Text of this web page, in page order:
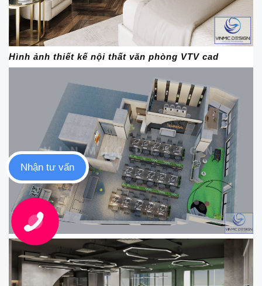
Hình ảnh thiết kế nội thất văn phòng VTV cad
Nhận tư vấn